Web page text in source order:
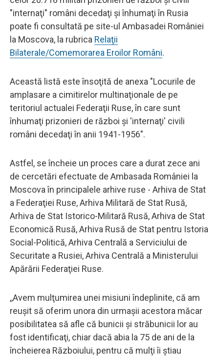
"internaţi" români decedaţi şi înhumaţi în Rusia
poate fi consultată pe site-ul Ambasadei României
la Moscova, la rubrica Relaţii
Bilaterale/Comemorarea Eroilor Români.
Această listă este însoţită de anexa "Locurile de
amplasare a cimitirelor multinaţionale de pe
teritoriul actualei Federaţii Ruse, în care sunt
înhumaţi prizonieri de război şi 'internaţi' civili
români decedaţi în anii 1941-1956".
Astfel, se încheie un proces care a durat zece ani
de cercetări efectuate de Ambasada României la
Moscova în principalele arhive ruse - Arhiva de Stat
a Federaţiei Ruse, Arhiva Militară de Stat Rusă,
Arhiva de Stat Istorico-Militară Rusă, Arhiva de Stat
Economică Rusă, Arhiva Rusă de Stat pentru Istoria
Social-Politică, Arhiva Centrală a Serviciului de
Securitate a Rusiei, Arhiva Centrală a Ministerului
Apărării Federaţiei Ruse.
,,Avem mulţumirea unei misiuni îndeplinite, că am
reuşit să oferim unora din urmaşii acestora măcar
posibilitatea să afle că bunicii şi străbunicii lor au
fost identificaţi, chiar dacă abia la 75 de ani de la
încheierea Războiului, pentru că mulţi îi ştiau